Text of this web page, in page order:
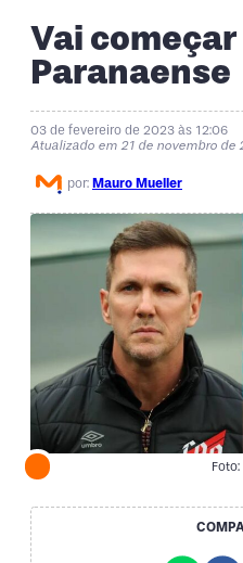
Vai começar
Paranaense
03 de fevereiro de 2023 às 12:06
Atualizado em 21 de novembro de
por: Mauro Mueller